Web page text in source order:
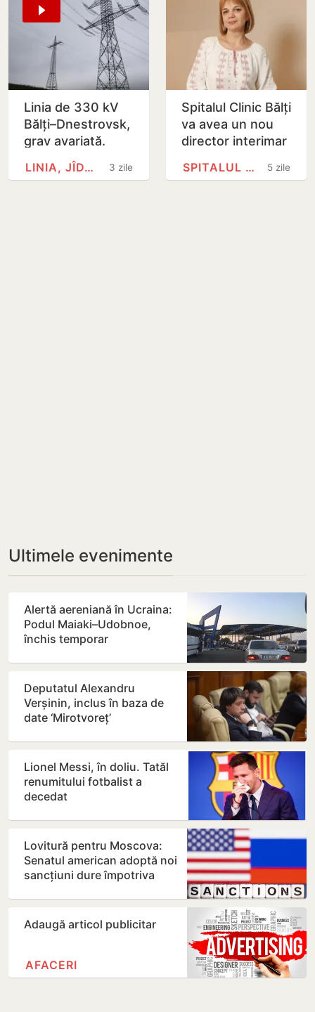
Linia de 330 kV
Bălți–Dnestrovsk,
grav avariată.
Restabilirea ar
putea dura peste
3 zile
LINIA, JÎDACIV
Spitalul Clinic Bălți
va avea un nou
director interimar
5 zile
SPITALUL CLINIC BĂLȚI
Ultimele evenimente
Alertă aereniană în Ucraina:
Podul Maiaki–Udobnoe,
închis temporar
Deputatul Alexandru
Verșinin, inclus în baza de
date ‘Mirotvoreț’
Lionel Messi, în doliu. Tatăl
renumitului fotbalist a
decedat
Lovitură pentru Moscova:
Senatul american adoptă noi
sancțiuni dure împotriva
Adaugă articol publicitar
AFACERI